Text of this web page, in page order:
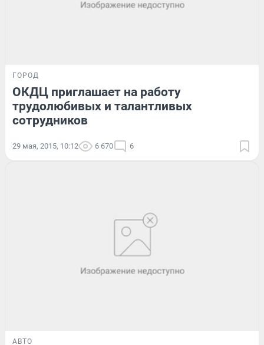
ГОРОД
ОКДЦ приглашает на работу
трудолюбивых и талантливых
сотрудников
29 мая, 2015, 10:12 6 670 6
АВТО